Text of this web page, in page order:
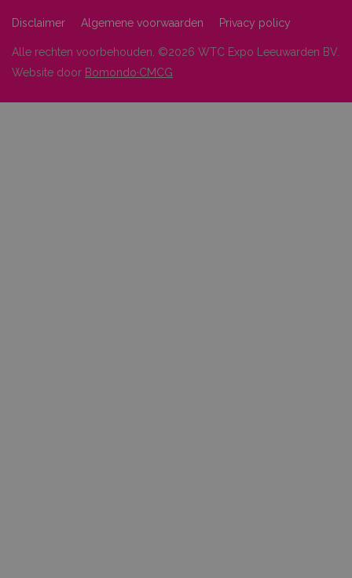
Disclaimer Algemene voorwaarden Privacy policy
Alle rechten voorbehouden. ©2026 WTC Expo Leeuwarden BV.
Website door Bomondo·CMCG